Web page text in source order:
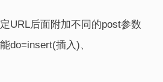
URL后面附加不同的post参数
do=insert(插入)、